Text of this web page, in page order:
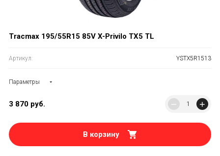
Tracmax 195/55R15 85V X-Privilo TX5 TL
Артикул: YSTX5R1513
Параметры
3 870 руб. − +
В корзину